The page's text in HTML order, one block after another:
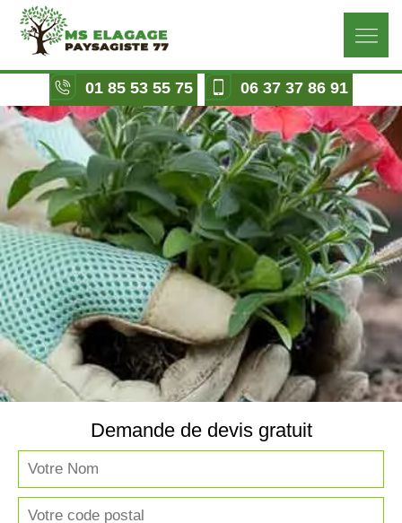
01 85 53 55 75 06 37 37 86 91
Demande de devis gratuit